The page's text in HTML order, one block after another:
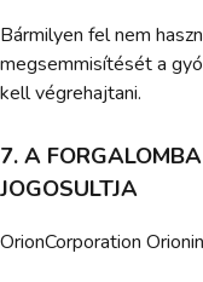
Bármilyen fel nem
megsemmisítését a
kell végrehajtani.
7. A
JOGOSULTJA
OrionCorporation